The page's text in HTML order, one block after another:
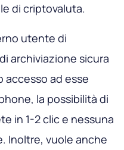
di criptovaluta.
utente di
archiviazione sicura
accesso ad esse
la possibilità di
in 1-2 clic e nessuna
Inoltre, vuole anche